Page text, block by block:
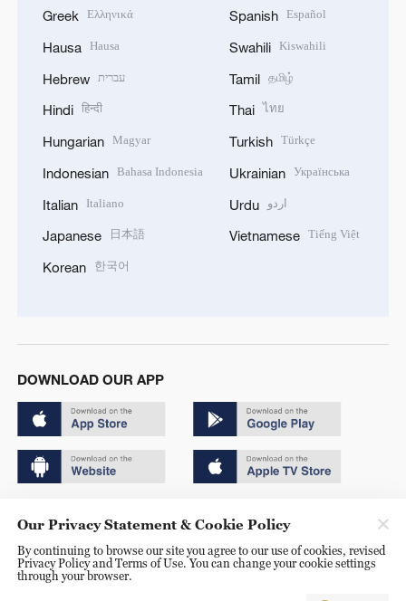
Greek Ελληνικά
Hausa Hausa
Hebrew עברית
Hindi हिन्दी
Hungarian Magyar
Indonesian Bahasa Indonesia
Italian Italiano
Japanese 日本語
Korean 한국어
Spanish Español
Swahili Kiswahili
Tamil தமிழ்
Thai ไทย
Turkish Türkçe
Ukrainian Українська
Urdu اردو
Vietnamese Tiếng Việt
DOWNLOAD OUR APP
京ICP备20000184号
京公网安备 11010502050052号
Our Privacy Statement & Cookie Policy
By continuing to browse our site you agree to our use of cookies, revised
Privacy Policy and Terms of Use. You can change your cookie settings
through your browser.